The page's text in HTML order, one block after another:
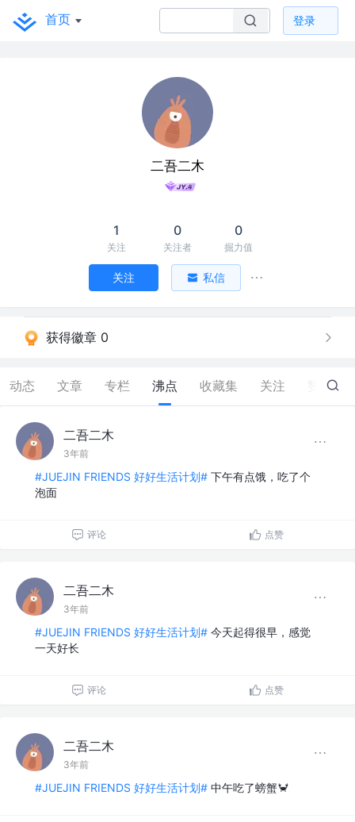
首页 登录
二吾二木
1
关注
0
关注者
0
掘力值
关注 私信
获得徽章 0
动态 文章 专栏 沸点 收藏集 关注 0
二吾二木
3年前
#JUEJIN FRIENDS 好好生活计划# 下午有点饿，吃了个
泡面
评论 点赞
二吾二木
3年前
#JUEJIN FRIENDS 好好生活计划# 今天起得很早，感觉
一天好长
评论 点赞
二吾二木
3年前
#JUEJIN FRIENDS 好好生活计划# 中午吃了螃蟹🦀